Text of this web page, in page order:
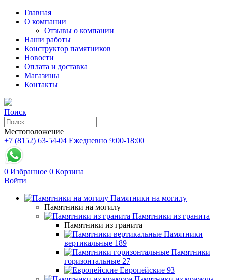
Главная
О компании
Отзывы о компании
Наши работы
Конструктор памятников
Новости
Оплата и доставка
Магазины
Контакты
Поиск
Местоположение
+7 (8152) 63-54-04 Ежедневно 9:00-18:00
0 Избранное 0 Корзина
Войти
Памятники на могилу
Памятники на могилу
Памятники из гранита
Памятники из гранита
Памятники
вертикальные 189
Памятники
горизонтальные 27
Европейские 93